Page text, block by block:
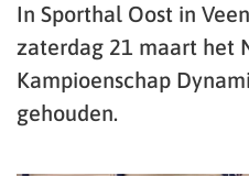
In Sporthal Oost in
zaterdag 21 maart het
Kampioenschap
gehouden.